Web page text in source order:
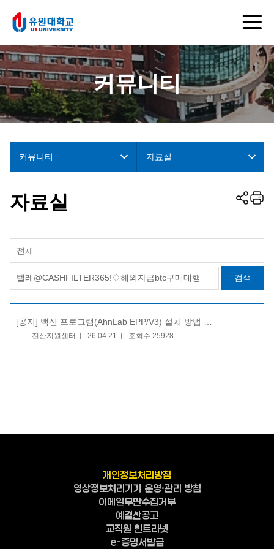
커뮤니티
커뮤니티 자료실
자료실
전체
검색
[공지] 백신 프로그램(AhnLab EPP/V3) 설치 방법 안내
전산지원센터 26.04.21 조회수 25928
개인정보처리방침
영상정보처리기기 운영·관리 방침
이메일무단수집거부
예결산공고
교직원 인트라넷
e-증명서발급